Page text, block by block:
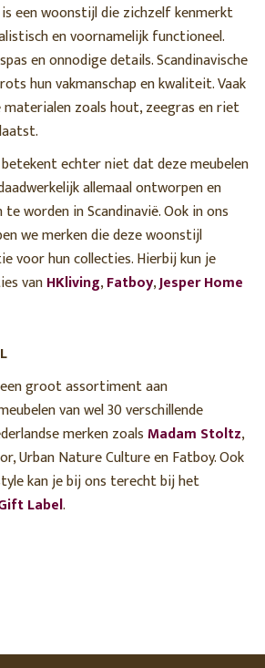
is een woonstijl die zichzelf kenmerkt
en voornamelijk functioneel.
en onnodige details. Scandinavische
hun vakmanschap en kwaliteit. Vaak
zoals hout, zeegras en riet
echter niet dat deze meubelen
allemaal ontworpen en
worden in Scandinavië. Ook in ons
we merken die deze woonstijl
voor hun collecties. Hierbij kun je
vanHKliving,Fatboy,Jesper Home
een groot assortiment aan
van wel 30 verschillende
merken zoalsMadam Stoltz,
Urban Nature Culture en Fatboy. Ook
kan je bij ons terecht bij het
Label.